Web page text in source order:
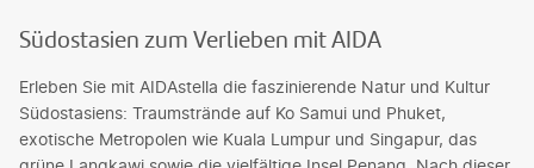
Südostasien zum Verlieben mit AIDA
Erleben Sie mit AIDAstella die faszinierende Natur und Kultur
Südostasiens: Traumstrände auf Ko Samui und Phuket,
exotische Metropolen wie Kuala Lumpur und Singapur, das